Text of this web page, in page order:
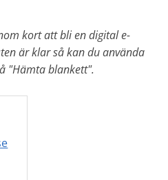
kort att bli en digital e-
är klar så kan du använda
"Hämta blankett".